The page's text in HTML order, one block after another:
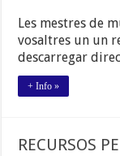
Les mestres de
vosaltres un un
descarregar
+ Info »
RECURSOS